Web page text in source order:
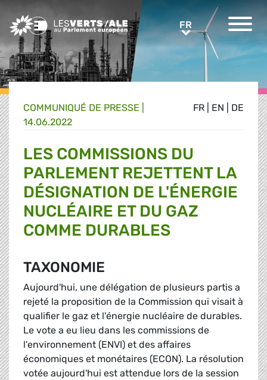
Greens/EFA Home FR
FR EN DE
COMMUNIQUÉ DE PRESSE
14.06.2022
LES COMMISSIONS DU
PARLEMENT REJETTENT LA
DÉSIGNATION DE L'ÉNERGIE
NUCLÉAIRE ET DU GAZ
COMME DURABLES
TAXONOMIE
Aujourd'hui, une délégation de plusieurs partis a
rejeté la proposition de la Commission qui visait à
qualifier le gaz et l'énergie nucléaire de durables.
Le vote a eu lieu dans les commissions de
l'environnement (ENVI) et des affaires
économiques et monétaires (ECON). La résolution
votée aujourd'hui est attendue lors de la session